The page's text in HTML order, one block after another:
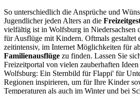
So unterschiedlich die Ansprüche und
Jugendlicher jeden Alters an die
vielfältig ist in Wolfsburg in Niedersachsen
für Ausflüge mit Kindern. Oftmals gestaltet
zeitintensiv, im Internet Möglichkeiten für
Familienausflüge zu finden. Lassen Sie
Freizeitportal von vielen zauberhaften
Wolfsburg: Ein Sternbild für Flappi' für
Regionen inspirieren, um für Ihre Kinder
Temperaturen als auch im Winter und bei